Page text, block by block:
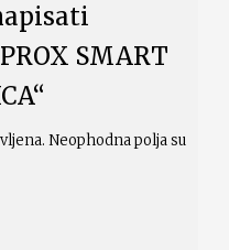
SMART
Neophodna polja su